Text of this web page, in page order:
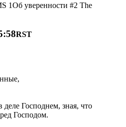
1Об уверенности #2 The
RST
деле Господнем, зная, что
Господом.